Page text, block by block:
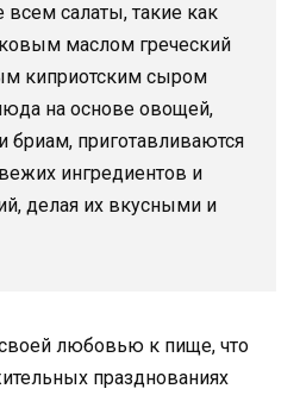
салаты, такие как
маслом греческий
киприотским сыром
на основе овощей,
бриам, приготавливаются
ингредиентов и
делая их вкусными и
любовью к пище, что
празднованиях